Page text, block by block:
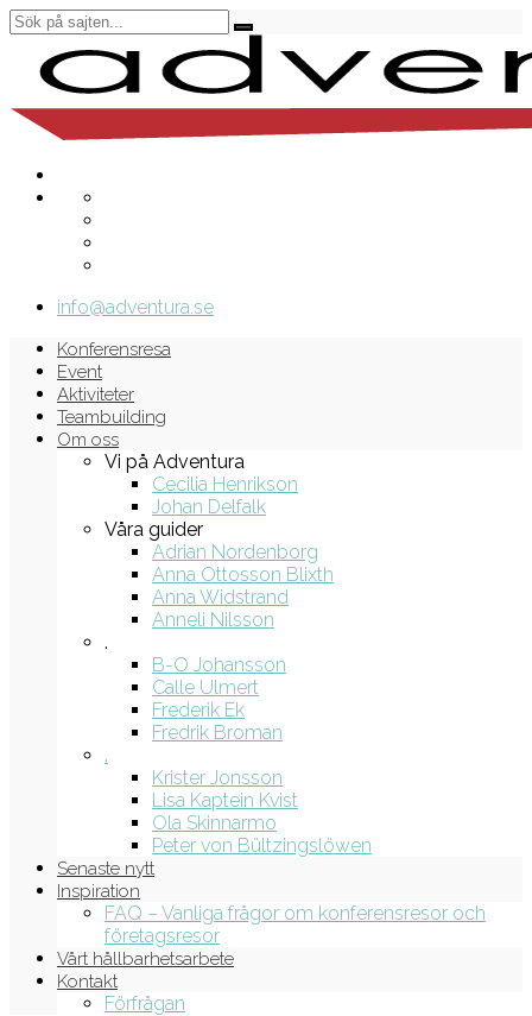
info@adventura.se
Konferensresa
Event
Aktiviteter
Teambuilding
Om oss
Vi på Adventura
Cecilia Henrikson
Johan Delfalk
Våra guider
Adrian Nordenborg
Anna Ottosson Blixth
Anna Widstrand
Anneli Nilsson
.
B-O Johansson
Calle Ulmert
Frederik Ek
Fredrik Broman
.
Krister Jonsson
Lisa Kaptein Kvist
Ola Skinnarmo
Peter von Bültzingslöwen
Senaste nytt
Inspiration
FAQ – Vanliga frågor om konferensresor och
företagsresor
Vårt hållbarhetsarbete
Kontakt
Förfrågan